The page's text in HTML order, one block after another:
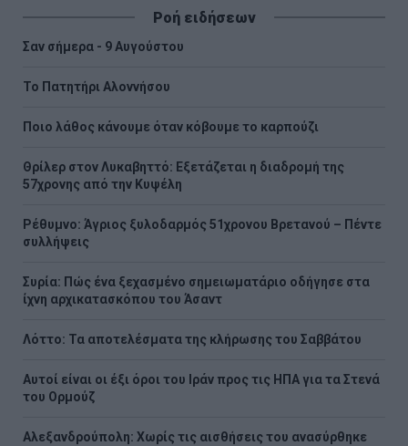
Ροή ειδήσεων
Σαν σήμερα - 9 Αυγούστου
Το Πατητήρι Αλοννήσου
Ποιο λάθος κάνουμε όταν κόβουμε το καρπούζι
Θρίλερ στον Λυκαβηττό: Εξετάζεται η διαδρομή της
57χρονης από την Κυψέλη
Ρέθυμνο: Άγριος ξυλοδαρμός 51χρονου Βρετανού – Πέντε
συλλήψεις
Συρία: Πώς ένα ξεχασμένο σημειωματάριο οδήγησε στα
ίχνη αρχικατασκόπου του Άσαντ
Λόττο: Τα αποτελέσματα της κλήρωσης του Σαββάτου
Αυτοί είναι οι έξι όροι του Ιράν προς τις ΗΠΑ για τα Στενά
του Ορμούζ
Αλεξανδρούπολη: Χωρίς τις αισθήσεις του ανασύρθηκε